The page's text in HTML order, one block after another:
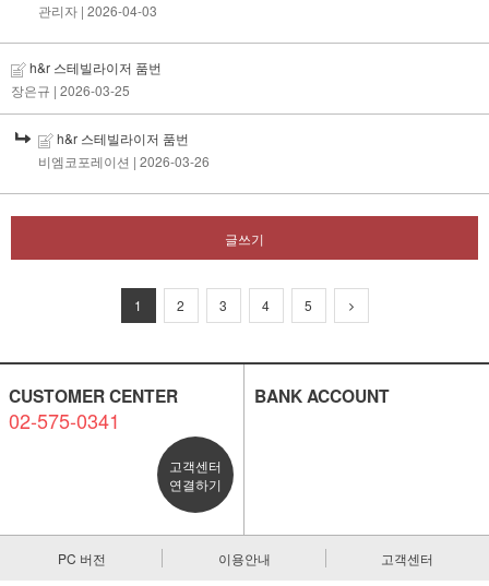
관리자 | 2026-04-03
h&r 스테빌라이저 품번
장은규 | 2026-03-25
h&r 스테빌라이저 품번
비엠코포레이션 | 2026-03-26
글쓰기
1 2 3 4 5
CUSTOMER CENTER
02-575-0341
고객센터
연결하기
BANK ACCOUNT
PC 버전 이용안내 고객센터